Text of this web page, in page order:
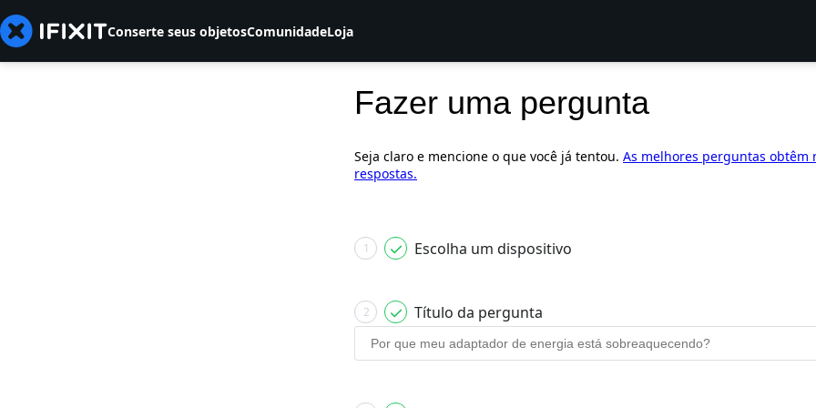
Conserte seus objetosComunidadeLoja
Fazer uma pergunta
Seja claro e mencione o que você já tentou. As melhores perguntas obtêm
respostas.
1 Escolha um dispositivo
2 Título da pergunta